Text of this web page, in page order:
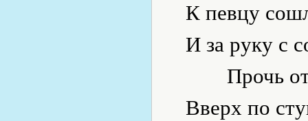
К певцу
И за руку с
Прочь
Вверх по